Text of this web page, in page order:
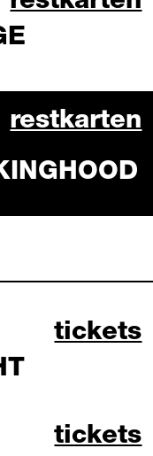
2026
restkarten
2026tickets
tag
2026tickets